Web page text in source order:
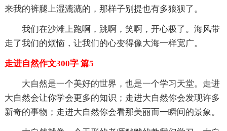
来我的裤腿上湿漉漉的，那样子别提也有多狼狈了。
我们在沙滩上跑啊，跳啊，笑啊，开心极了。海风带
走了我们的烦恼，让我们的心变得像大海一样宽广。
走进自然作文300字 篇5
大自然是一个美好的世界，也是一个学习天堂。走进
大自然会让你学会更多的知识；走进大自然你会发现许多
新奇的事物；走进大自然你会看那美丽而一瞬间的景象。